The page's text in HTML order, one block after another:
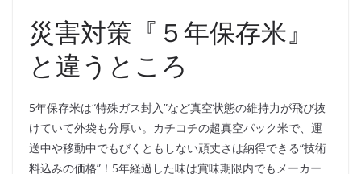
災害対策『５年保存米』
と違うところ
5年保存米は“特殊ガス封入”など真空状態の維持力が飛び抜
けていて外袋も分厚い。カチコチの超真空パック米で、運
送中や移動中でもびくともしない頑丈さは納得できる“技術
料込みの価格”！5年経過した味は賞味期限内でもメーカー